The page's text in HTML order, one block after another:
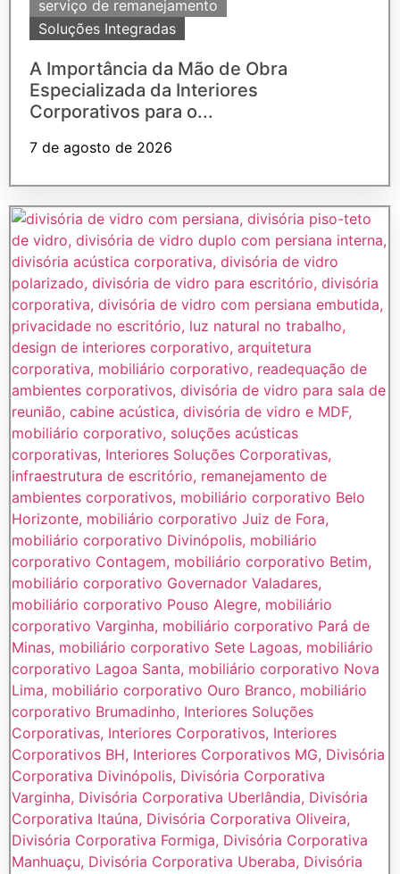
serviço de remanejamento
Soluções Integradas
A Importância da Mão de Obra
Especializada da Interiores
Corporativos para o...
7 de agosto de 2026